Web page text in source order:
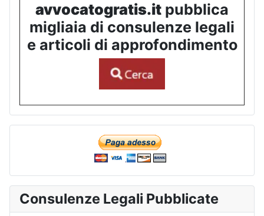
avvocatogratis.it pubblica
migliaia di consulenze legali
e articoli di approfondimento
Consulenze Legali Pubblicate